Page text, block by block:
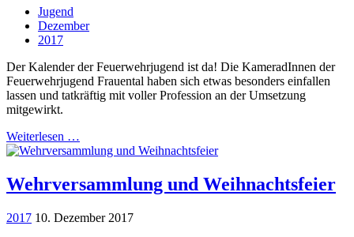
Jugend
Dezember
2017
Der Kalender der Feuerwehrjugend ist da! Die KameradInnen der
Feuerwehrjugend Frauental haben sich etwas besonders einfallen
lassen und tatkräftig mit voller Profession an der Umsetzung
mitgewirkt.
Weiterlesen …
Wehrversammlung und Weihnachtsfeier
2017 10. Dezember 2017